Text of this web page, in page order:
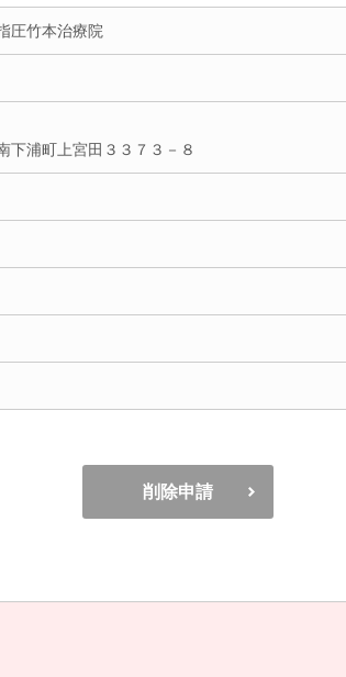
圧竹本治療院
下浦町上宮田３３７３－８
削除申請